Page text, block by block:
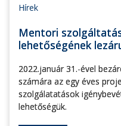
Hírek
Mentori
lehetőségének
2022.január 31.-ével
számára az egy éves
szolgálatatások
lehetőségük.